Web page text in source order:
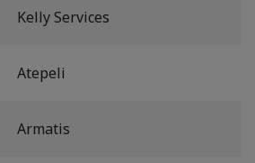
Kelly Services
Atepeli
Armatis